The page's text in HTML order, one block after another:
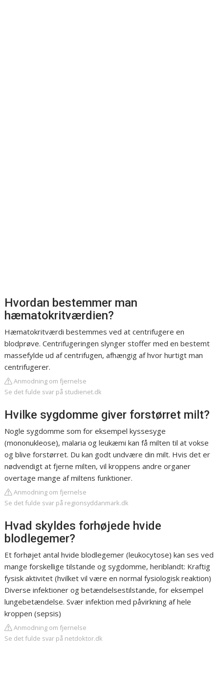
Hvordan bestemmer man
hæmatokritværdien?
Hæmatokritværdi bestemmes ved at centrifugere en
blodprøve. Centrifugeringen slynger stoffer med en bestemt
massefylde ud af centrifugen, afhængig af hvor hurtigt man
centrifugerer.
Anmodning om fjernelse
Se det fulde svar på studienet.dk
Hvilke sygdomme giver forstørret milt?
Nogle sygdomme som for eksempel kyssesyge
(mononukleose), malaria og leukæmi kan få milten til at vokse
og blive forstørret. Du kan godt undvære din milt. Hvis det er
nødvendigt at fjerne milten, vil kroppens andre organer
overtage mange af miltens funktioner.
Anmodning om fjernelse
Se det fulde svar på regionsyddanmark.dk
Hvad skyldes forhøjede hvide
blodlegemer?
Et forhøjet antal hvide blodlegemer (leukocytose) kan ses ved
mange forskellige tilstande og sygdomme, heriblandt: Kraftig
fysisk aktivitet (hvilket vil være en normal fysiologisk reaktion)
Diverse infektioner og betændelsestilstande, for eksempel
lungebetændelse. Svær infektion med påvirkning af hele
kroppen (sepsis)
Anmodning om fjernelse
Se det fulde svar på netdoktor.dk